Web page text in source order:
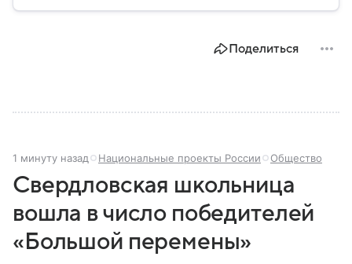
Поделиться
1 минуту назад Национальные проекты России Общество
Свердловская школьница
вошла в число победителей
«Большой перемены»